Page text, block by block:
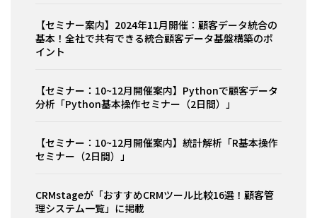
【セミナー案内】2024年11月開催：顧客データ統合の
基本！全社で共有できる統合顧客データ基盤構築のポ
イント
【セミナー：10~12月開催案内】Pythonで顧客データ
分析「Python基本操作セミナー（2日間）」
【セミナー：10~12月開催案内】統計解析「R基本操作
セミナー（2日間）」
CRMstageが「おすすめCRMツール比較16選！顧客管
理システム一覧」に掲載